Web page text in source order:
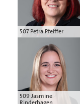
507 Petra Pfeiffer
509 Jasmine
Rinderhagen